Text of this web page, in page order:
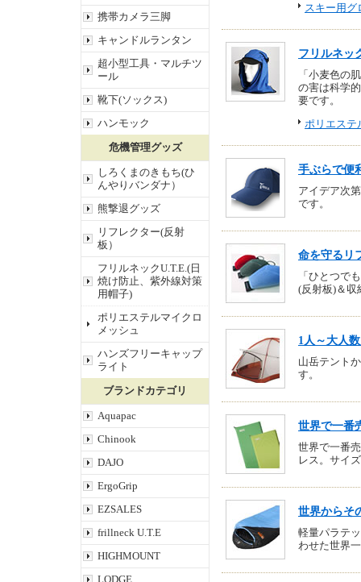
携帯カメラ三脚
キャンドルランタン
超小型工具・マルチツ
ール
靴下(ソックス)
ハンモック
危機管理グッズ
しろくまのきもち(ひ
んやりバンダナ）
熊撃退グッズ
リフレクター(反射
板）
フリルネックU.T.E.(日
焼け防止、紫外線対策
用帽子)
ポリエステルマイクロ
メッシュ
ハンズフリーキャップ
ライト
ブランドカテゴリ
Aquapac
Chinook
DAJO
ErgoGrip
EZSALES
frillneck U.T.E
HIGHMOUNT
LODGE
スキー用グ
フリルネッ
「小麦色の
の害は科学
要です。
ポリエステ
手ぶらで便
アイデア次
です。
命を守るリ
「ひとつで
(反射板)＆収
1人～大人
山岳テント
す。
世界で一番
世界で一番
レス。サイ
世界からそ
軽量パラテ
わせた世界